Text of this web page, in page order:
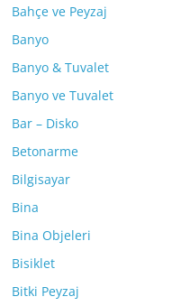
Bahçe ve Peyzaj
Banyo
Banyo & Tuvalet
Banyo ve Tuvalet
Bar – Disko
Betonarme
Bilgisayar
Bina
Bina Objeleri
Bisiklet
Bitki Peyzaj